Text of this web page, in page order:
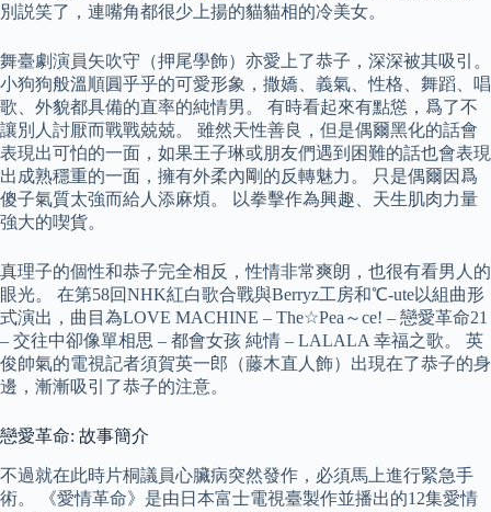
別説笑了，連嘴角都很少上揚的貓貓相的冷美女。
舞臺劇演員矢吹守（押尾學飾）亦愛上了恭子，深深被其吸引。
小狗狗般溫順圓乎乎的可愛形象，撒嬌、義氣、性格、舞蹈、唱
歌、外貌都具備的直率的純情男。 有時看起來有點慫，爲了不
讓別人討厭而戰戰兢兢。 雖然天性善良，但是偶爾黑化的話會
表現出可怕的一面，如果王子琳或朋友們遇到困難的話也會表現
出成熟穩重的一面，擁有外柔內剛的反轉魅力。 只是偶爾因爲
傻子氣質太強而給人添麻煩。 以拳擊作為興趣、天生肌肉力量
強大的喫貨。
真理子的個性和恭子完全相反，性情非常爽朗，也很有看男人的
眼光。 在第58回NHK紅白歌合戰與Berryz工房和℃-ute以組曲形
式演出，曲目為LOVE MACHINE – The☆Pea～ce! – 戀愛革命21
– 交往中卻像單相思 – 都會女孩 純情 – LALALA 幸福之歌。 英
俊帥氣的電視記者須賀英一郎（藤木直人飾）出現在了恭子的身
邊，漸漸吸引了恭子的注意。
戀愛革命: 故事簡介
不過就在此時片桐議員心臟病突然發作，必須馬上進行緊急手
術。 《愛情革命》是由日本富士電視臺製作並播出的12集愛情